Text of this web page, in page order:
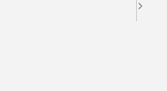
2019 mehr